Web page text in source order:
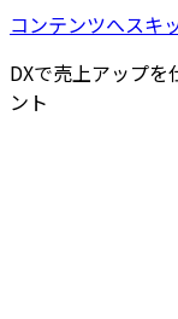
コンテンツへスキ
DXで売上アップ
ント